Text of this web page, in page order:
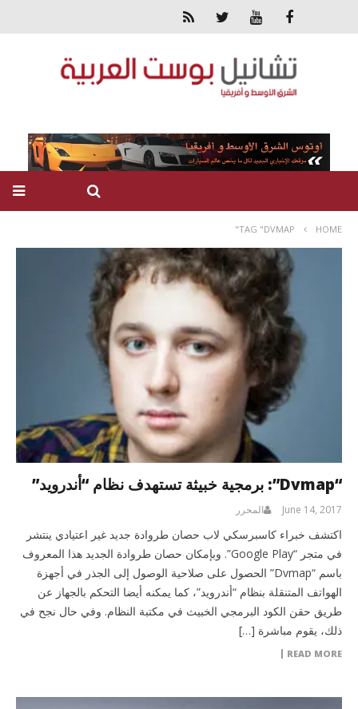
HOME
TAG "DVMAP"
“Dvmap”: برمجية خبيثة تستهدف نظام “أندرويد”
June 14, 2017 المحرر
اكتشف خبراء كاسبرسكي لاب حصان طروادة جديد غير اعتيادي ينتشر
في متجر “Google Play”. وبإمكان حصان طروادة الجديد هذا المعروف
باسم “Dvmap” الحصول على صلاحية الوصول إلى الجذر في أجهزة
الهواتف المتنقلة بنظام “أندرويد”، كما يمكنه أيضا التحكم بالجهاز عن
طريق حقن الكود البرمجي الخبيث في مكتبة النظام. وفي حال نجح في
ذلك، يقوم مباشرة […]
READ MORE